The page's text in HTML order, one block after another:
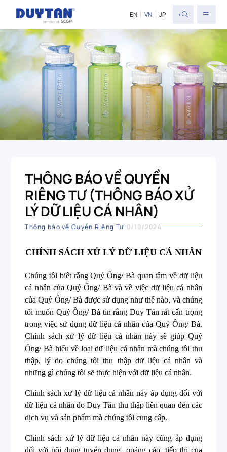
EN VN JP <
THÔNG BÁO VỀ QUYỀN
RIÊNG TƯ (THÔNG BÁO XỬ
LÝ DỮ LIỆU CÁ NHÂN)
Thông báo về Quyền Riêng Tư10/10/2024
CHÍNH SÁCH XỬ LÝ DỮ LIỆU CÁ NHÂN
Chúng tôi biết rằng Quý Ông/ Bà quan tâm về dữ liệu
cá nhân của Quý Ông/ Bà và về việc dữ liệu cá nhân
của Quý Ông/ Bà được sử dụng như thế nào, và chúng
tôi muốn Quý Ông/ Bà tin rằng Duy Tân rất cẩn trọng
trong việc sử dụng dữ liệu cá nhân của Quý Ông/ Bà.
Chính sách xử lý dữ liệu cá nhân này sẽ giúp Quý
Ông/ Bà hiểu về loại dữ liệu cá nhân mà chúng tôi thu
thập, lý do chúng tôi thu thập dữ liệu cá nhân và
những gì chúng tôi sẽ thực hiện với dữ liệu cá nhân.
Chính sách xử lý dữ liệu cá nhân này áp dụng đối với
dữ liệu cá nhân do Duy Tân thu thập liên quan đến các
dịch vụ và sản phẩm mà chúng tôi cung cấp.
Chính sách xử lý dữ liệu cá nhân này cũng áp dụng